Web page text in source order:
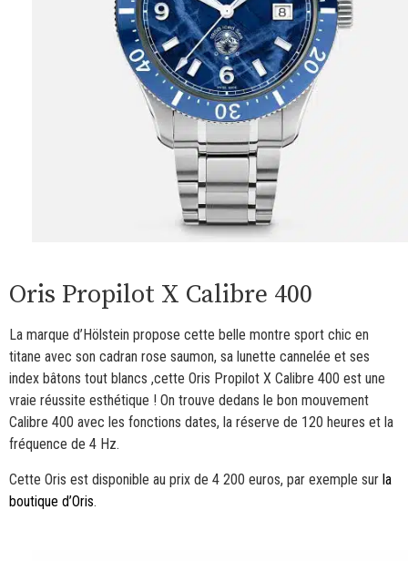
Oris Propilot X Calibre 400
La marque d’Hölstein propose cette belle montre sport chic en
titane avec son cadran rose saumon, sa lunette cannelée et ses
index bâtons tout blancs ,cette Oris Propilot X Calibre 400 est une
vraie réussite esthétique ! On trouve dedans le bon mouvement
Calibre 400 avec les fonctions dates, la réserve de 120 heures et la
fréquence de 4 Hz.
Cette Oris est disponible au prix de 4 200 euros, par exemple sur la
boutique d’Oris.